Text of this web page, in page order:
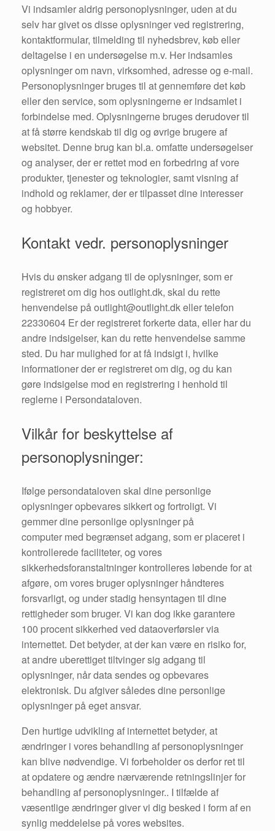
Vi indsamler aldrig personoplysninger, uden at du
selv har givet os disse oplysninger ved registrering,
kontaktformular, tilmelding til nyhedsbrev, køb eller
deltagelse i en undersøgelse m.v. Her indsamles
oplysninger om navn, virksomhed, adresse og e-mail.
Personoplysninger bruges til at gennemføre det køb
eller den service, som oplysningerne er indsamlet i
forbindelse med. Oplysningerne bruges derudover til
at få større kendskab til dig og øvrige brugere af
websitet. Denne brug kan bl.a. omfatte undersøgelser
og analyser, der er rettet mod en forbedring af vore
produkter, tjenester og teknologier, samt visning af
indhold og reklamer, der er tilpasset dine interesser
og hobbyer.
Kontakt vedr. personoplysninger
Hvis du ønsker adgang til de oplysninger, som er
registreret om dig hos outlight.dk, skal du rette
henvendelse på outlight@outlight.dk eller telefon
22330604 Er der registreret forkerte data, eller har du
andre indsigelser, kan du rette henvendelse samme
sted. Du har mulighed for at få indsigt i, hvilke
informationer der er registreret om dig, og du kan
gøre indsigelse mod en registrering i henhold til
reglerne i Persondataloven.
Vilkår for beskyttelse af
personoplysninger:
Ifølge persondataloven skal dine personlige
oplysninger opbevares sikkert og fortroligt. Vi
gemmer dine personlige oplysninger på
computer med begrænset adgang, som er placeret i
kontrollerede faciliteter, og vores
sikkerhedsforanstaltninger kontrolleres løbende for at
afgøre, om vores bruger oplysninger håndteres
forsvarligt, og under stadig hensyntagen til dine
rettigheder som bruger. Vi kan dog ikke garantere
100 procent sikkerhed ved dataoverførsler via
internettet. Det betyder, at der kan være en risiko for,
at andre uberettiget tiltvinger sig adgang til
oplysninger, når data sendes og opbevares
elektronisk. Du afgiver således dine personlige
oplysninger på eget ansvar.
Den hurtige udvikling af internettet betyder, at
ændringer i vores behandling af personoplysninger
kan blive nødvendige. Vi forbeholder os derfor ret til
at opdatere og ændre nærværende retningslinjer for
behandling af personoplysninger.. I tilfælde af
væsentlige ændringer giver vi dig besked i form af en
synlig meddelelse på vores websites.